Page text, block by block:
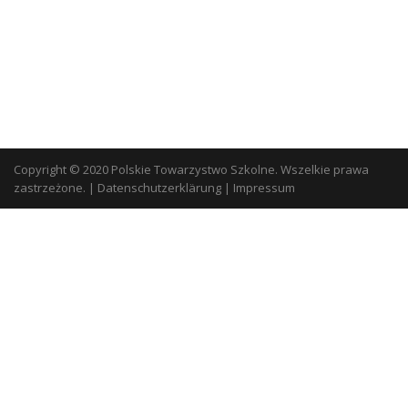
Copyright © 2020 Polskie Towarzystwo Szkolne. Wszelkie prawa
zastrzeżone. | Datenschutzerklärung | Impressum